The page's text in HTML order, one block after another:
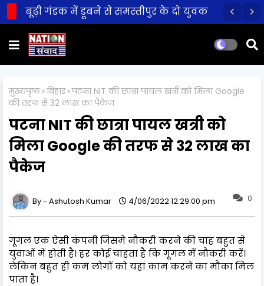
बूढ़ी गंडक में डूबने से समस्तीपुर के दो युवक
मुख्यपृष्ठ बिहार पटना NIT की छात्रा पायल खत्री को मिला Google
की तरफ से 32 लाख का पैकेज
पटना NIT की छात्रा पायल खत्री को
मिला Google की तरफ से 32 लाख का
पैकेज
0
Ashutosh Kumar 4/06/2022 12:29:00 pm
गूगल एक ऐसी कंपनी जिसमे नौकरी करने की चाह बहुत से
युवाओं में होती है। हर कोई चाहता है कि गूगल में नौकरी करें।
लेकिन बहुत ही कम लोगों को यहां काम करने का मौका मिल
पाता है।